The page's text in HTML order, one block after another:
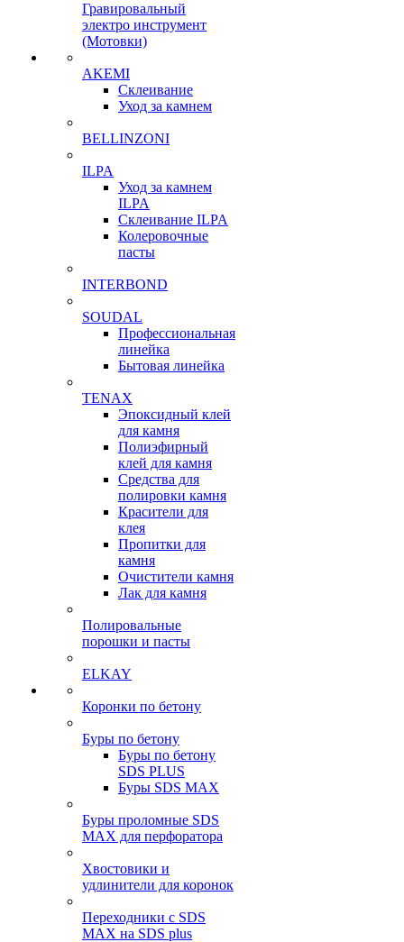
Гравировальный
электро инструмент
(Мотовки)
AKEMI
Склеивание
Уход за камнем
BELLINZONI
ILPA
Уход за камнем
ILPA
Склеивание ILPA
Колеровочные
пасты
INTERBOND
SOUDAL
Профессиональная
линейка
Бытовая линейка
TENAX
Эпоксидный клей
для камня
Полиэфирный
клей для камня
Средства для
полировки камня
Красители для
клея
Пропитки для
камня
Очистители камня
Лак для камня
Полировальные
порошки и пасты
ELKAY
Коронки по бетону
Буры по бетону
Буры по бетону
SDS PLUS
Буры SDS MAX
Буры проломные SDS
MAX для перфоратора
Хвостовики и
удлинители для коронок
Переходники с SDS
MAX на SDS plus